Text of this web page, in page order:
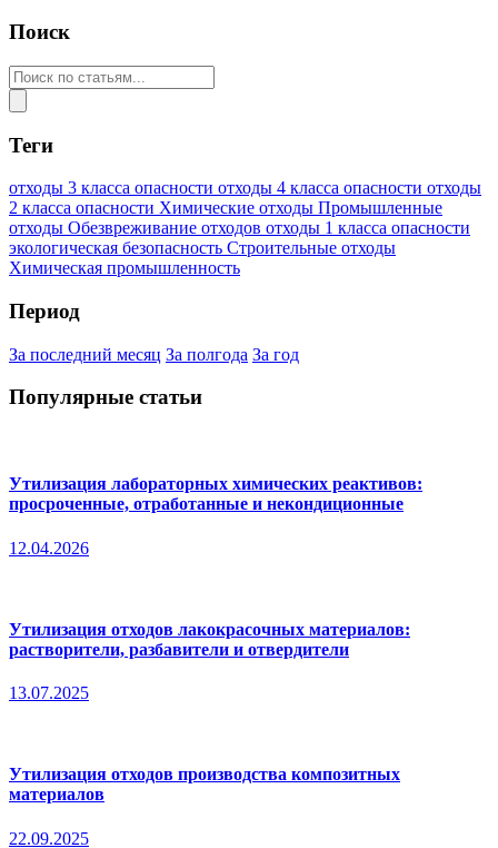
Поиск
Теги
отходы 3 класса опасности отходы 4 класса опасности отходы
2 класса опасности Химические отходы Промышленные
отходы Обезвреживание отходов отходы 1 класса опасности
экологическая безопасность Строительные отходы
Химическая промышленность
Период
За последний месяц За полгода За год
Популярные статьи
Утилизация лабораторных химических реактивов:
просроченные, отработанные и некондиционные
12.04.2026
Утилизация отходов лакокрасочных материалов:
растворители, разбавители и отвердители
13.07.2025
Утилизация отходов производства композитных
материалов
22.09.2025